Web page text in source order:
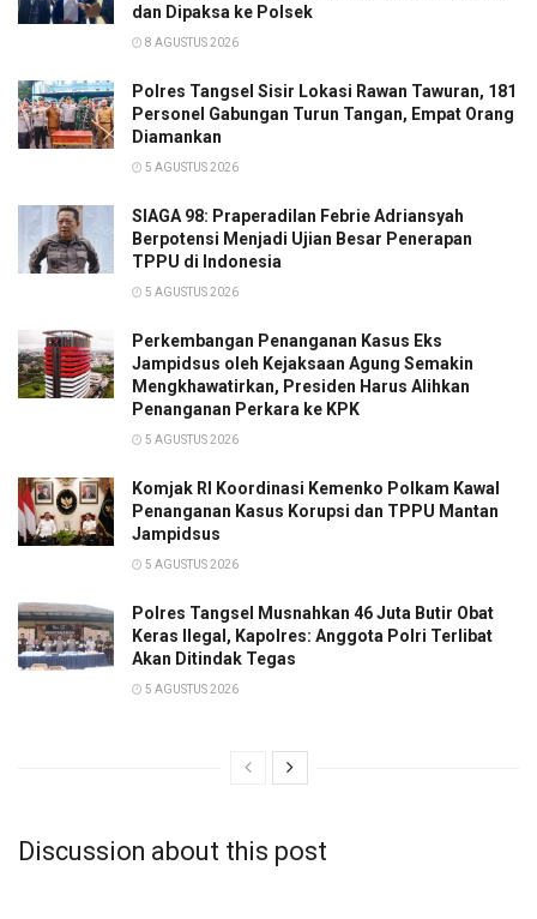
dan Dipaksa ke Polsek
8 AGUSTUS 2026
Polres Tangsel Sisir Lokasi Rawan Tawuran, 181
Personel Gabungan Turun Tangan, Empat Orang
Diamankan
5 AGUSTUS 2026
SIAGA 98: Praperadilan Febrie Adriansyah
Berpotensi Menjadi Ujian Besar Penerapan
TPPU di Indonesia
5 AGUSTUS 2026
Perkembangan Penanganan Kasus Eks
Jampidsus oleh Kejaksaan Agung Semakin
Mengkhawatirkan, Presiden Harus Alihkan
Penanganan Perkara ke KPK
5 AGUSTUS 2026
Komjak RI Koordinasi Kemenko Polkam Kawal
Penanganan Kasus Korupsi dan TPPU Mantan
Jampidsus
5 AGUSTUS 2026
Polres Tangsel Musnahkan 46 Juta Butir Obat
Keras Ilegal, Kapolres: Anggota Polri Terlibat
Akan Ditindak Tegas
5 AGUSTUS 2026
Discussion about this post